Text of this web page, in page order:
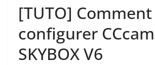
[TUTO] Comment
configurer
SKYBOX V6